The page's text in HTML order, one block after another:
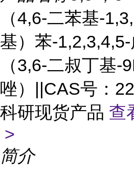
（4,6-二苯基-
基）苯-
（3,6-二叔丁基-
唑）||CAS号：
科研现货产品 查
>
简介